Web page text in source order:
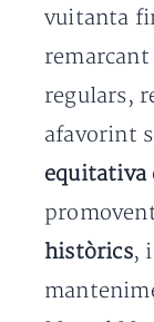
vuitanta
regulars,
afavorint
equitativa
històrics,